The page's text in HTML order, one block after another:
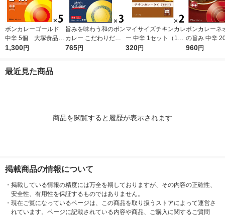
ボンカレーゴールド
中辛 5個 大塚食品
レンジ対応
1,300円
旨みを味わう和のボン
カレー こだわりだし
の和風カレー 中辛
765円
マイサイズチキンカレ
ー 中辛 1セット（1個
（100g）×2） 100k
320円
ボンカレーネ
の旨み 中辛
ット（1個×3
960円
最近見た商品
商品を閲覧すると履歴が表示されます
掲載商品の情報について
・ 掲載している情報の精度には万全を期しておりますが、その内容の正確性、
安全性、有用性を保証するものではありません。
・ 現在ご覧になっているページは、この商品を取り扱うストアによって運営さ
れています。ページに記載されている内容や商品、ご購入に関するご質問